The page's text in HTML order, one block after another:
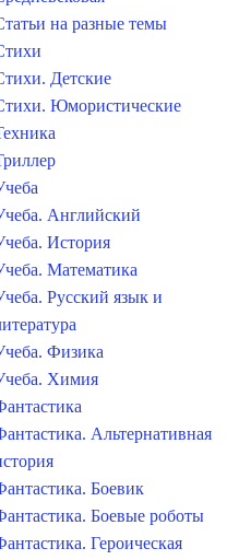
на разные темы
Детские
Юмористические
Английский
История
Математика
Русский язык и
Физика
Химия
Альтернативная
Боевик
Боевые роботы
Героическая